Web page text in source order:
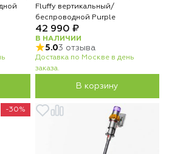
Fluffy вертикальный/
беспроводной Purple
42 990 ₽
В НАЛИЧИИ
5.03 отзыва
Доставка по Москве в день
заказа.
В корзину
-30%